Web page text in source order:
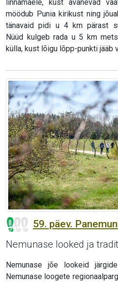
linnamäele, kust avanevad
möödub Punia kirikust ning
tänavaid pidi u 4 km pärast
Nüüd kulgeb rada u 5 km
külla, kust lõigu lõpp-punkti jääb
59. päev.
Nemunase looked ja
Nemunase jõe lookeid
Nemunase loogete